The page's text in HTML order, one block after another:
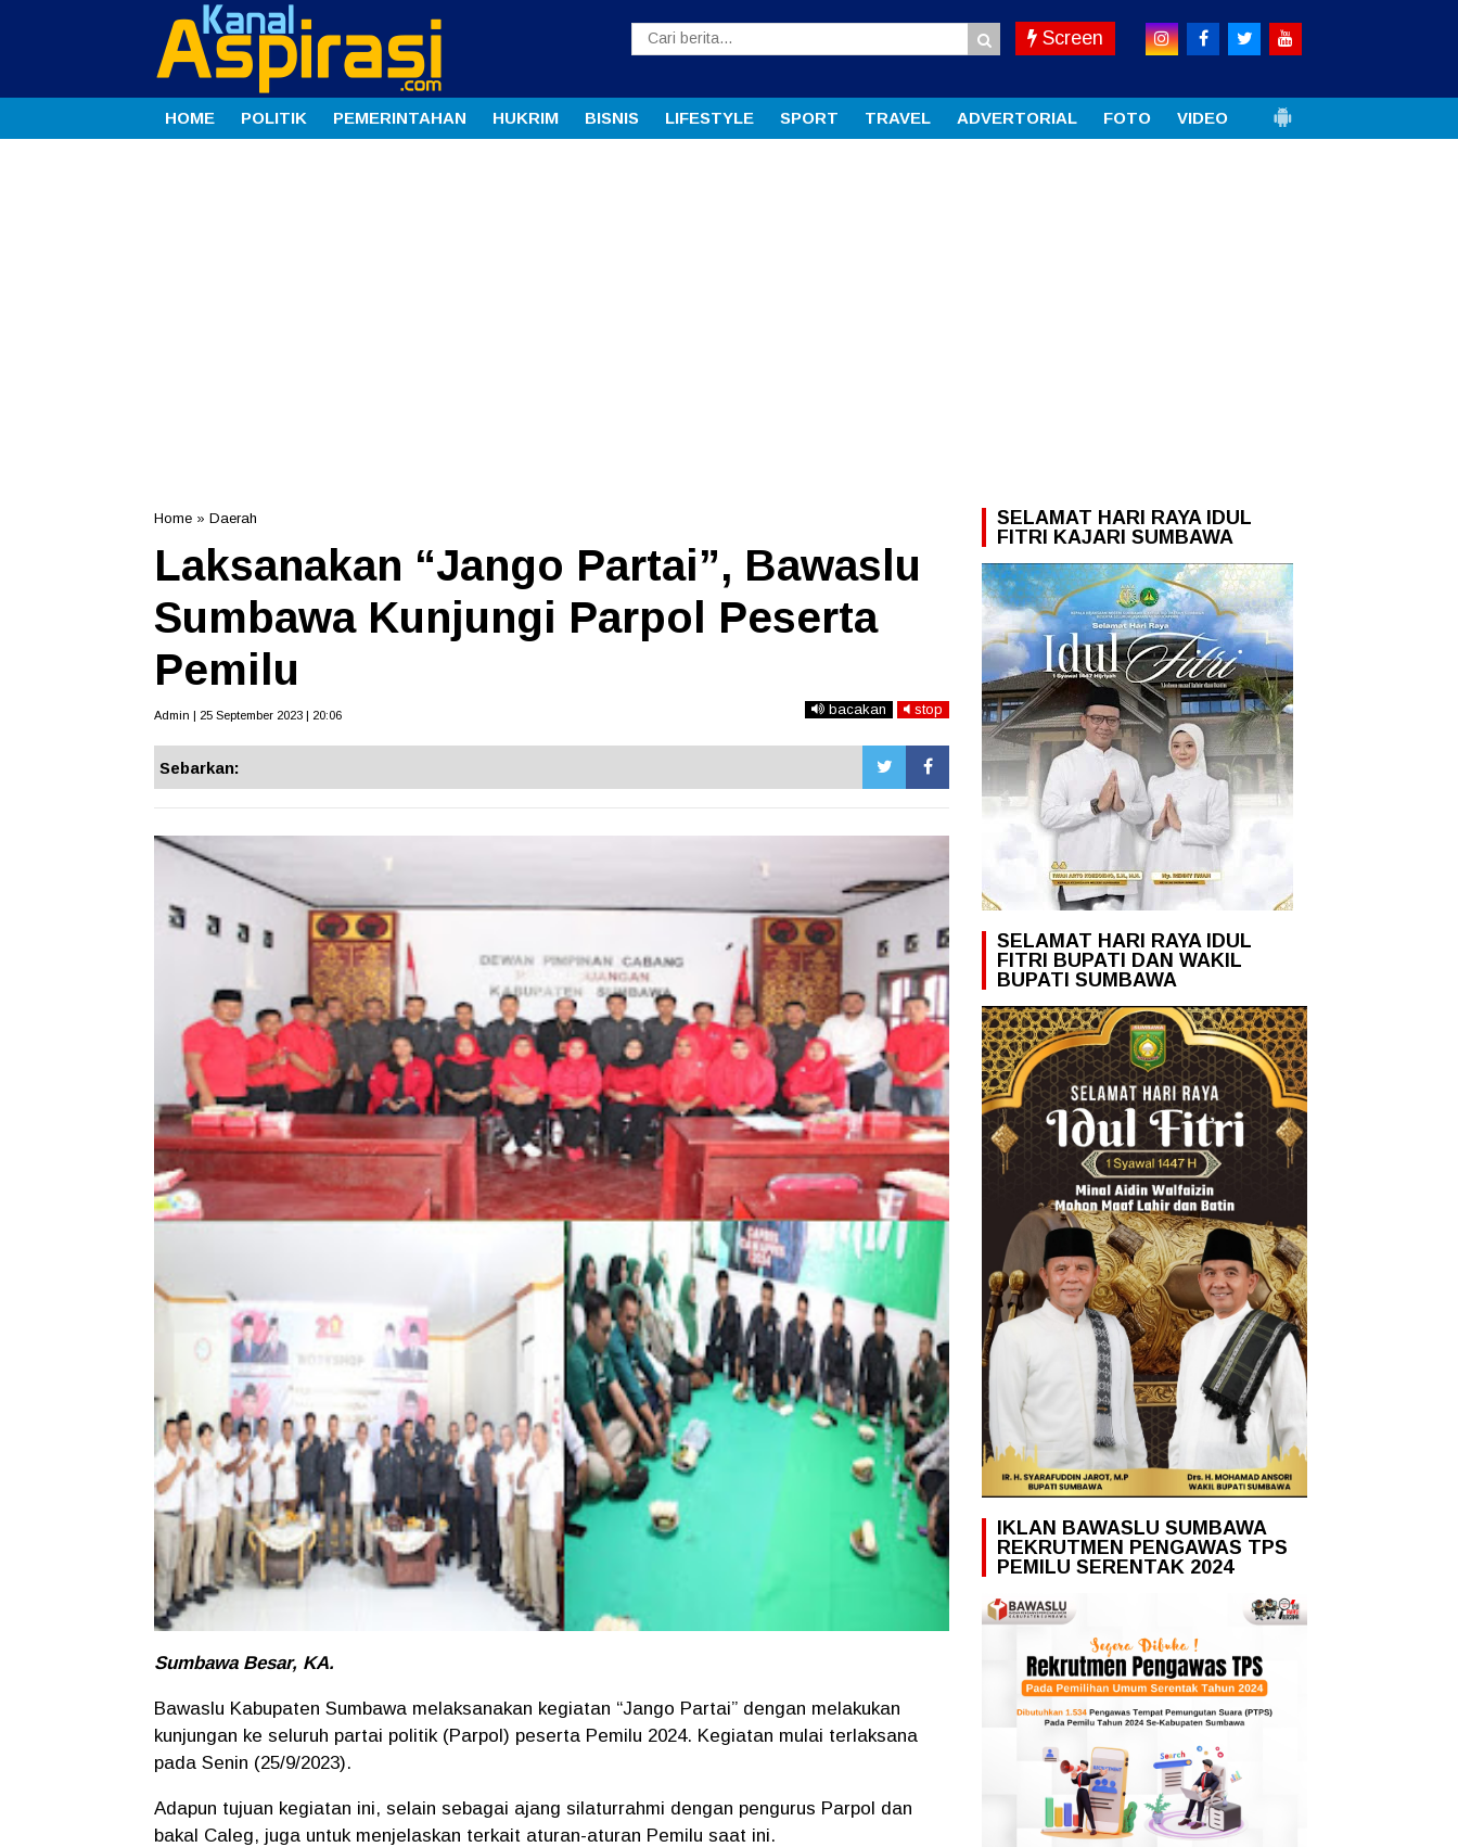
Screen
HOME POLITIK PEMERINTAHAN HUKRIM BISNIS LIFESTYLE SPORT TRAVEL ADVERTORIAL FOTO VIDEO
Home » Daerah
Laksanakan “Jango Partai”, Bawaslu
Sumbawa Kunjungi Parpol Peserta
Pemilu
Admin | 25 September 2023 | 20:06 bacakan stop
Sebarkan:
Sumbawa Besar, KA.
Bawaslu Kabupaten Sumbawa melaksanakan kegiatan “Jango Partai” dengan melakukan
kunjungan ke seluruh partai politik (Parpol) peserta Pemilu 2024. Kegiatan mulai terlaksana
pada Senin (25/9/2023).
Adapun tujuan kegiatan ini, selain sebagai ajang silaturrahmi dengan pengurus Parpol dan
bakal Caleg, juga untuk menjelaskan terkait aturan-aturan Pemilu saat ini.
SELAMAT HARI RAYA IDUL
FITRI KAJARI SUMBAWA
SELAMAT HARI RAYA IDUL
FITRI BUPATI DAN WAKIL
BUPATI SUMBAWA
IKLAN BAWASLU SUMBAWA
REKRUTMEN PENGAWAS TPS
PEMILU SERENTAK 2024